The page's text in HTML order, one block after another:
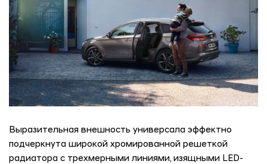
Выразительная внешность универсала эффектно
подчеркнута широкой хромированной решеткой
радиатора с трехмерными линиями, изящными LED-